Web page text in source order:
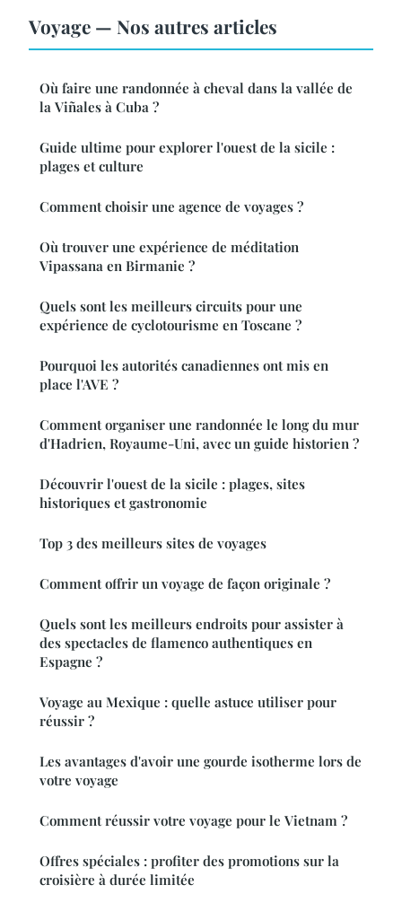
Voyage — Nos autres articles
Où faire une randonnée à cheval dans la vallée de
la Viñales à Cuba ?
Guide ultime pour explorer l'ouest de la sicile :
plages et culture
Comment choisir une agence de voyages ?
Où trouver une expérience de méditation
Vipassana en Birmanie ?
Quels sont les meilleurs circuits pour une
expérience de cyclotourisme en Toscane ?
Pourquoi les autorités canadiennes ont mis en
place l'AVE ?
Comment organiser une randonnée le long du mur
d'Hadrien, Royaume-Uni, avec un guide historien ?
Découvrir l'ouest de la sicile : plages, sites
historiques et gastronomie
Top 3 des meilleurs sites de voyages
Comment offrir un voyage de façon originale ?
Quels sont les meilleurs endroits pour assister à
des spectacles de flamenco authentiques en
Espagne ?
Voyage au Mexique : quelle astuce utiliser pour
réussir ?
Les avantages d'avoir une gourde isotherme lors de
votre voyage
Comment réussir votre voyage pour le Vietnam ?
Offres spéciales : profiter des promotions sur la
croisière à durée limitée